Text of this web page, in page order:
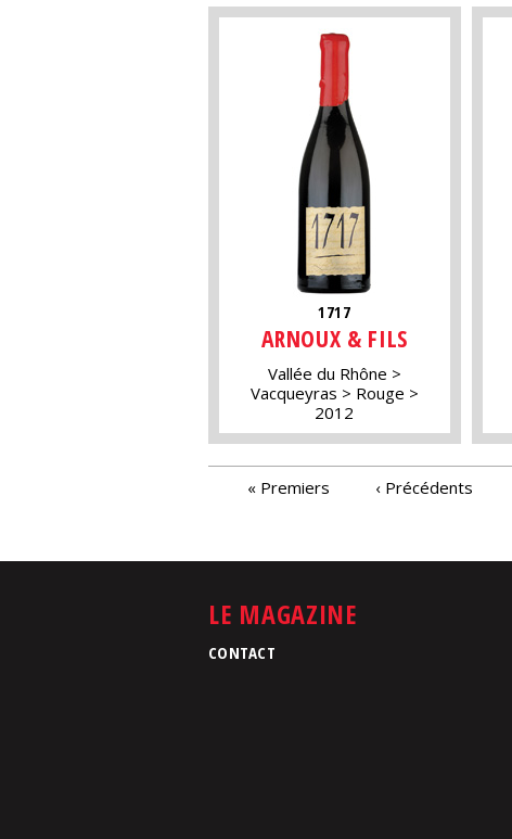
1717
ARNOUX & FILS
Vallée du Rhône
Vacqueyras
Rouge
2012
PAGES
« Premiers ‹ Précédents
LE MAGAZINE
CONTACT